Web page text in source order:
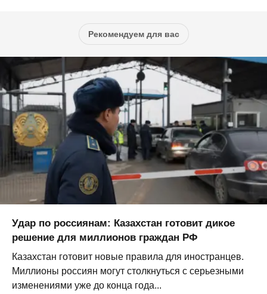
Рекомендуем для вас
Удар по россиянам: Казахстан готовит дикое
решение для миллионов граждан РФ
Казахстан готовит новые правила для иностранцев.
Миллионы россиян могут столкнуться с серьезными
изменениями уже до конца года...